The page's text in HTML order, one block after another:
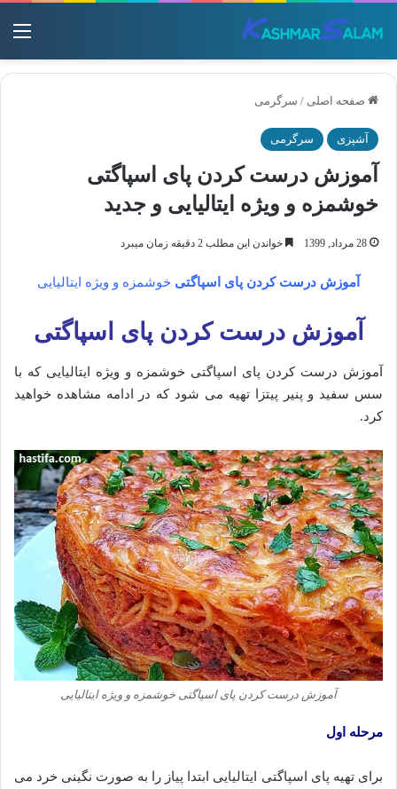
صفحه اصلی / سرگرمی
آشپزی سرگرمی
آموزش درست کردن پای اسپاگتی
خوشمزه و ویژه ایتالیایی و جدید
28 مرداد, 1399 خواندن این مطلب 2 دقیقه زمان میبرد
آموزش درست کردن پای اسپاگتی خوشمزه و ویژه ایتالیایی
آموزش درست کردن پای اسپاگتی
آموزش درست کردن پای اسپاگتی خوشمزه و ویژه ایتالیایی که با
سس سفید و پنیر پیتزا تهیه می شود که در ادامه مشاهده خواهید
کرد.
آموزش درست کردن پای اسپاگتی خوشمزه و ویژه ایتالیایی
مرحله اول
برای تهیه پای اسپاگتی ایتالیایی ابتدا پیاز را به صورت نگینی خرد می